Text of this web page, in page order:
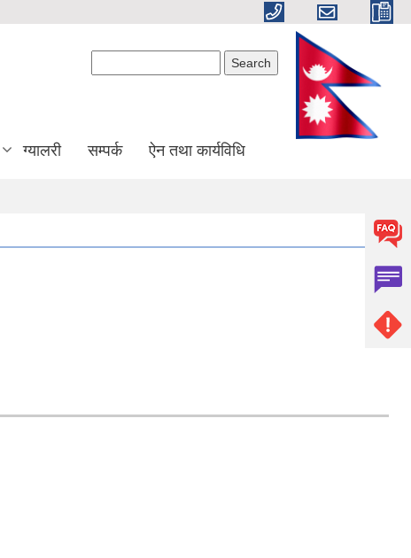
ग्यालरी सम्पर्क ऐन तथा कार्यविधि